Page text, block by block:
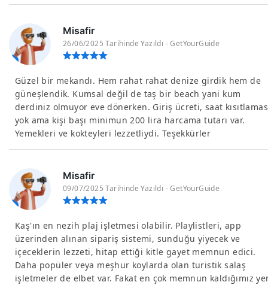
Misafir
26/06/2025 Tarihinde Yazıldı - GetYourGuide
Güzel bir mekandı. Hem rahat rahat denize girdik hem de
güneşlendik. Kumsal değil de taş bir beach yani kum
derdiniz olmuyor eve dönerken. Giriş ücreti, saat
yok ama kişi başı minimun 200 lira harcama tutarı var.
Yemekleri ve kokteyleri lezzetliydi. Teşekkürler
Misafir
09/07/2025 Tarihinde Yazıldı - GetYourGuide
Kaş'ın en nezih plaj işletmesi olabilir. Playlistleri, app
üzerinden alınan sipariş sistemi, sunduğu yiyecek ve
içeceklerin lezzeti, hitap ettiği kitle gayet memnun edici.
Daha popüler veya meşhur koylarda olan turistik salaş
işletmeler de elbet var. Fakat en çok memnun kaldığımız